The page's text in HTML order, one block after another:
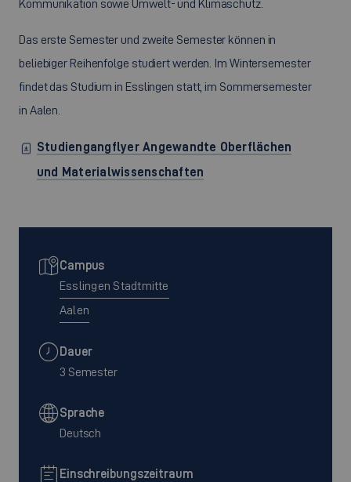
Kommunikation sowie Umwelt- und Klimaschutz.
Das erste Semester und zweite Semester können in
beliebiger Reihenfolge studiert werden. Im Wintersemester
findet das Studium in Esslingen statt, im Sommersemester
in Aalen.
Studiengangflyer Angewandte Oberflächen
und Materialwissenschaften
Campus
Esslingen Stadtmitte
Aalen
Dauer
3 Semester
Sprache
Deutsch
Einschreibungszeitraum